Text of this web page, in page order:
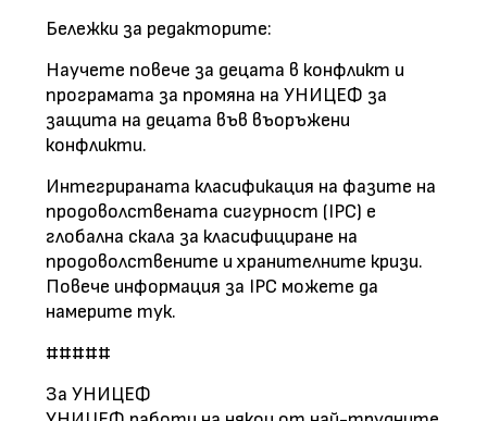
Бележки за редакторите:
Научете повече за децата в конфликт и
програмата за промяна на УНИЦЕФ за
защита на децата във въоръжени
конфликти.
Интегрираната класификация на фазите на
продоволствената сигурност (IPC) е
глобална скала за класифициране на
продоволствените и хранителните кризи.
Повече информация за IPC можете да
намерите тук.
#####
За УНИЦЕФ